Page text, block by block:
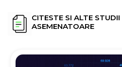
CITESTE SI ALTE
ASEMENATOARE